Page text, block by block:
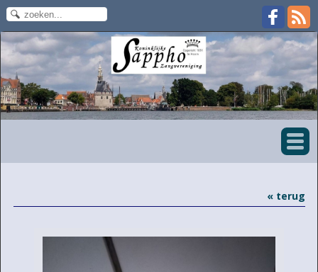
« terug